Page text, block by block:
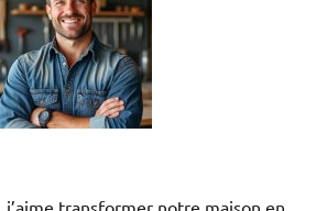
j’aime transformer notre maison en